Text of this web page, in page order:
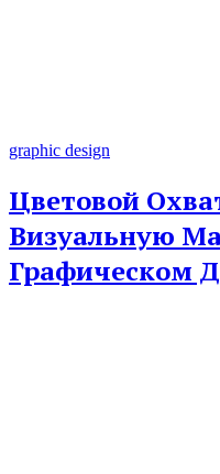
graphic design
Цветовой
Визуальную
Графическом